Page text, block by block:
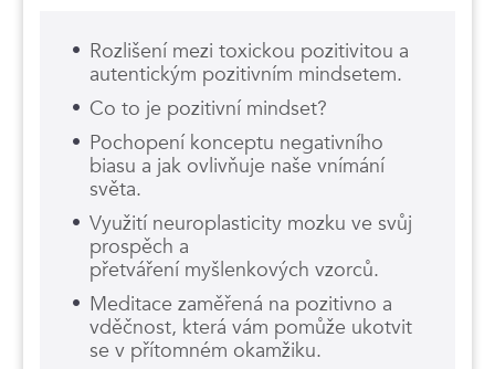
Rozlišení mezi toxickou pozitivitou a
autentickým pozitivním mindsetem.
Co to je pozitivní mindset?
Pochopení konceptu negativního
biasu a jak ovlivňuje naše vnímání
světa.
Využití neuroplasticity mozku ve svůj
prospěch a
přetváření myšlenkových vzorců.
Meditace zaměřená na pozitivno a
vděčnost, která vám pomůže ukotvit
se v přítomném okamžiku.